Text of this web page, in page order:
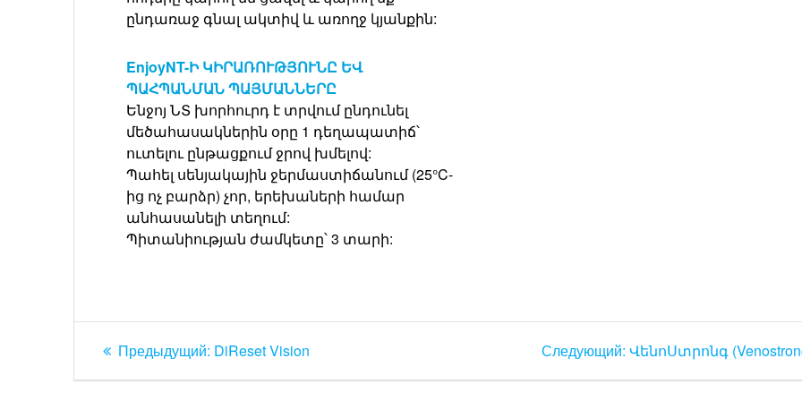
ընդառաջ գնալ ակտիվ և առողջ կյանքին:
EnjoyNT-Ի ԿԻՐԱՌՈՒԹՅՈՒՆԸ ԵՎ
ՊԱՀՊԱՆՄԱՆ ՊԱՅՄԱՆՆԵՐԸ
Ենջոյ ՆՏ խորհուրդ է տրվում ընդունել
մեծահասակներին օրը 1 դեղապատիճ՝
ուտելու ընթացքում ջրով խմելով:
Պահել սենյակային ջերմաստիճանում (25°C-
ից ոչ բարձր) չոր, երեխաների համար
անհասանելի տեղում:
Պիտանիության ժամկետը՝ 3 տարի:
Навигация
по
Предыдущий: Предыдущая
DiReset Vision Следующий: Следующая
ՎենոՍտրոնգ